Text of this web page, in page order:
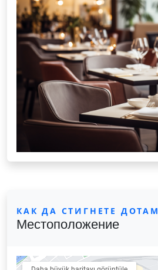
КАК ДА СТИГНЕТЕ ДОТАМ
Местоположение